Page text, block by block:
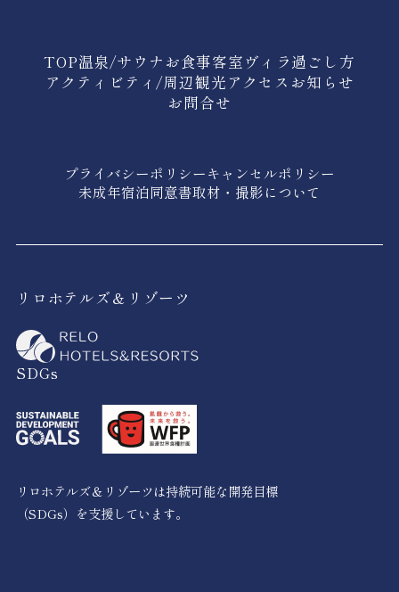
TOP温泉/サウナ お食事客室ヴィラ過ごし方
アクティビティ/周辺観光アクセス お知らせ
お問合せ
プライバシーポリシーキャンセルポリシー
未成年宿泊同意書取材・撮影について
リロホテルズ＆リゾーツ
SDGs
リロホテルズ＆リゾーツは持続可能な開発目標
（SDGs）を支援しています。